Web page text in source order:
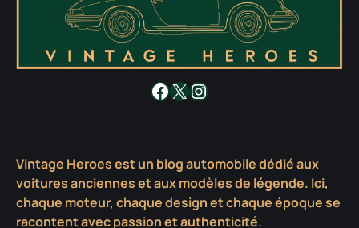
Facebook
X Instagram
Vintage Heroes est un blog automobile dédié aux
voitures anciennes et aux modèles de légende. Ici,
chaque moteur, chaque design et chaque époque se
racontent avec passion et authenticité.